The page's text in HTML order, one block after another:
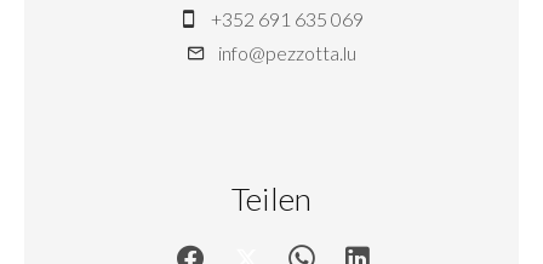
+352 691 635 069
info@pezzotta.lu
Teilen